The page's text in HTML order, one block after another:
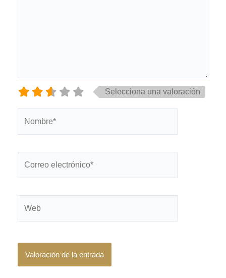
Selecciona una valoración
electrónico*